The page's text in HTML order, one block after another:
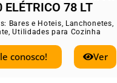
COM BATERIA
Bares e Hoteis,Lanchonetes
,Utilidades para Cozinha
conosco! Ver